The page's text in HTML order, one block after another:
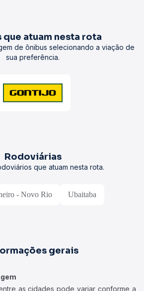
que atuam nesta rota
de ônibus selecionando a viação de
sua preferência.
Rodoviárias
que atuam nesta rota.
- Novo Rio Ubaitaba
gerais
as cidades pode variar conforme a